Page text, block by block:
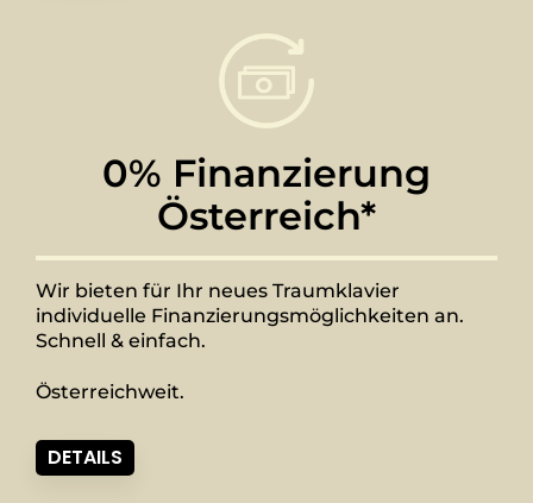
0% Finanzierung
Österreich*
Wir bieten für Ihr neues Traumklavier
individuelle Finanzierungsmöglichkeiten an.
Schnell & einfach.
Österreichweit.
DETAILS